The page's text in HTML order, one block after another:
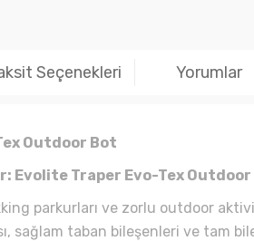
Seçenekleri Yorumlar
Outdoor Bot
Evolite Traper Evo-Tex
parkurları ve zorlu outdoor
sağlam taban bileşenleri ve tam